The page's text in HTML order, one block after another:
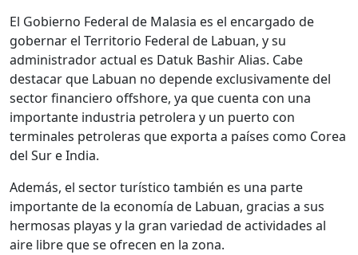
El Gobierno Federal de Malasia es el encargado de
gobernar el Territorio Federal de Labuan, y su
administrador actual es Datuk Bashir Alias. Cabe
destacar que Labuan no depende exclusivamente del
sector financiero offshore, ya que cuenta con una
importante industria petrolera y un puerto con
terminales petroleras que exporta a países como Corea
del Sur e India.
Además, el sector turístico también es una parte
importante de la economía de Labuan, gracias a sus
hermosas playas y la gran variedad de actividades al
aire libre que se ofrecen en la zona.